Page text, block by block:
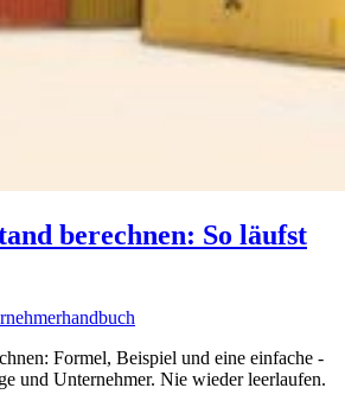
berechnen: So läufst
Formel, Beispiel und eine einfache -
und Unternehmer. Nie wieder leerlaufen.